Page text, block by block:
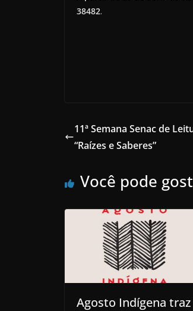
38482.
11ª Semana Senac de
“Raízes e Saberes”
Você pode
Agosto Indígena traz